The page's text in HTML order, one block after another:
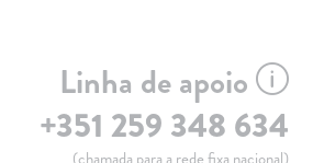
Linha de apoio
+351 259 348 634